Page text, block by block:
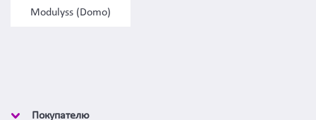
Modulyss (Domo)
Покупателю